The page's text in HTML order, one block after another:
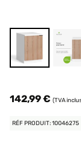
142,99 € (TVA
RÉF PRODUIT: 10046275